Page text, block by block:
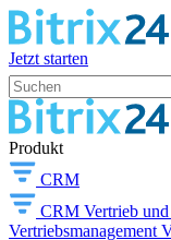
Jetzt starten
Produkt
CRM
CRM Vertrieb
Vertriebsmanagement